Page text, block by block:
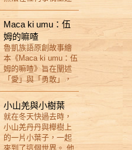
的關心與對明天的祝
福，簡單而實在。 ◎
陪伴與同理，讓彼此
能學習勇敢，朝未知
的地方前進。 第一次
出發的焦慮擔心、生
病的難受、被擊倒沈
沒的轉念， 還有面對
死亡與戰爭的無能為
力……， 晚安長頸鹿
都會想辦法來到你身
邊，陪著你， 一起面
對種種的改變、不安
與遺憾。 ◎ 挖掘心所
寵物狗與主人共同擁
有的生命故事。 ★ 獻
給生命中曾經有寵物
陪伴的每一個你。 飛
起來的不只是想像
力，開啟的是一場生
命旅程的冒險與無可
取代的記憶，也是最
深情的告白與無所不
在的陪伴。 如果相處
的時光是一段美好的
旅程，那麼分離的時
刻到來時，讓我們帶
著這些美好的記憶，
覺得有點煩有點累。
有天，大家一起去騎
腳踏車， 冬冬突然想
到一個甩開莎莎的辦
法……
成共識，彷彿每天都
在上演一場沒有終點
的戰爭！ 爸爸不
喜歡媽媽把衣服晾在
外面，覺得那樣讓房
子看起來像個市場；
媽媽則對爸爸的泥巴
摔角姐妹感到厭惡，
認為他們實在太邋遢
了！爸爸沒辦法忍受
媽媽整晚開派對，音
樂吵得讓他無法睡
覺，而媽媽則埋怨爸
爸從來不好好修繕屋
Maca ki umu：伍
姆的嘛喳
魯凱族語原創故事繪
本《Maca ki umu：伍
姆的嘛喳》旨在闡述
「愛」與「勇敢」，
敘說一個有充滿著對
山林大地的崇敬、對
生命的愛與包容、面
對挫折的勇敢、面對
挑戰的無懼、部落族
人間相互照應、且時
小山羌與小樹葉
就在冬天快過去時，
小山羌丹丹與櫸樹上
的一片小葉子，一起
來到了這個世界。 他